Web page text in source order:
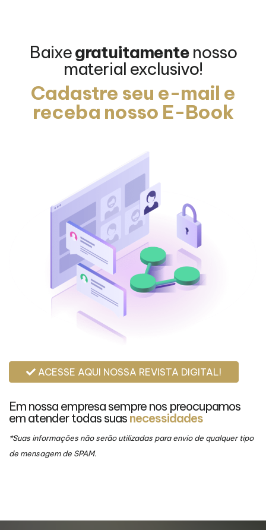
Baixegratuitamente nosso
material exclusivo!
Cadastre seu e-mail e
receba nosso E-Book
ACESSE AQUI NOSSA REVISTA DIGITAL!
Em nossa empresa sempre nos preocupamos
em atender todas suas necessidades
*Suas informações não serão utilizadas para envio de qualquer tipo
de mensagem de SPAM.